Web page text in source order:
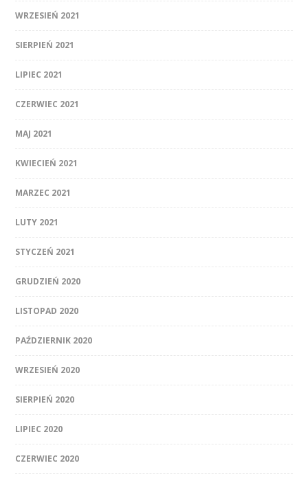
WRZESIEŃ 2021
SIERPIEŃ 2021
LIPIEC 2021
CZERWIEC 2021
MAJ 2021
KWIECIEŃ 2021
MARZEC 2021
LUTY 2021
STYCZEŃ 2021
GRUDZIEŃ 2020
LISTOPAD 2020
PAŹDZIERNIK 2020
WRZESIEŃ 2020
SIERPIEŃ 2020
LIPIEC 2020
CZERWIEC 2020